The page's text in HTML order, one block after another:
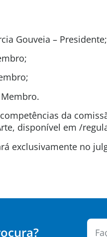
Gouveia – Presidente;
da
disponível em /
exclusivamente no